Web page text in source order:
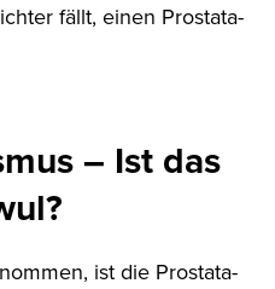
fällt, einen Prostata-
– Ist das
ist die Prostata-